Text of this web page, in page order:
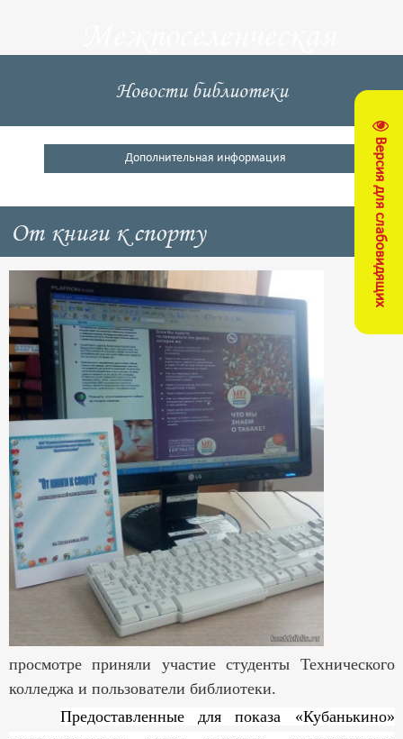
Версия для слабовидящих
центральная
библиотека
Кущевский район
Новости библиотеки
Дополнительная информация
От книги к спорту
В
просмотре приняли участие студенты Технического
колледжа и пользователи библиотеки.
Предоставленные для показа «Кубанькино»